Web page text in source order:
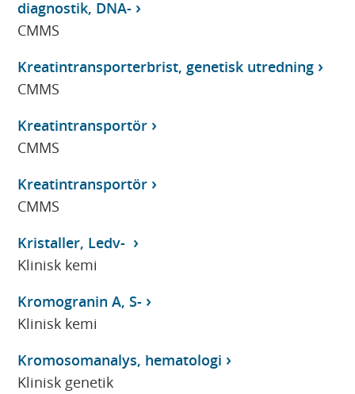
diagnostik, DNA-
CMMS
Kreatintransporterbrist, genetisk utredning
CMMS
Kreatintransportör
CMMS
Kreatintransportör
CMMS
Kristaller, Ledv-
Klinisk kemi
Kromogranin A, S-
Klinisk kemi
Kromosomanalys, hematologi
Klinisk genetik